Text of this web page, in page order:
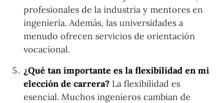
profesionales de la industria y mentores en
ingeniería. Además, las universidades a
menudo ofrecen servicios de orientación
vocacional.
¿Qué tan importante es la flexibilidad en mi
elección de carrera? La flexibilidad es
esencial. Muchos ingenieros cambian de